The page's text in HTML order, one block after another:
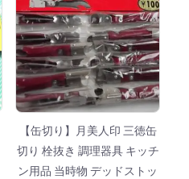
【缶切り】月美人印 三徳缶
切り 栓抜き 調理器具 キッチ
ン用品 当時物 デッドストッ